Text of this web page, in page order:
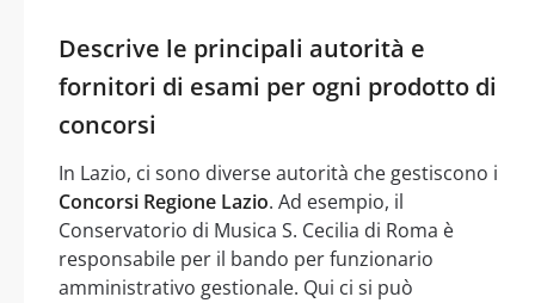
Descrive le principali autorità e
fornitori di esami per ogni prodotto di
concorsi
In Lazio, ci sono diverse autorità che gestiscono i
Concorsi Regione Lazio. Ad esempio, il
Conservatorio di Musica S. Cecilia di Roma è
responsabile per il bando per funzionario
amministrativo gestionale. Qui ci si può